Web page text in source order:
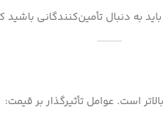
به دنبال تأمین‌کنندگانی
است. عوامل تأثیرگذار بر قیمت: